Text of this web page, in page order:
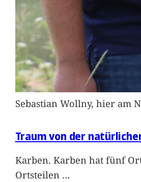
Sebastian Wollny, hier am
Traum von der
Karben. Karben hat fünf
Ortsteilen …